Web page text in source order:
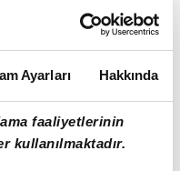
Ayarları Hakkında
faaliyetlerinin
kullanılmaktadır.